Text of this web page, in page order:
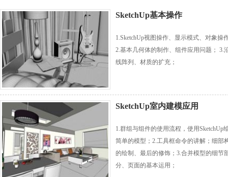
SketchUp基本操作
1.SketchUp视图操作、显示模式、对象操
2.基本几何体的制作、组件应用问题； 3.
线阵列、材质的扩充；
SketchUp室内建模应用
1.群组与组件的使用流程，使用SketchUp
简单的模型；2.工具框命令的讲解；细部
的绘制、最后的修饰；3.合并模型的细节
分、页面的基本运用；